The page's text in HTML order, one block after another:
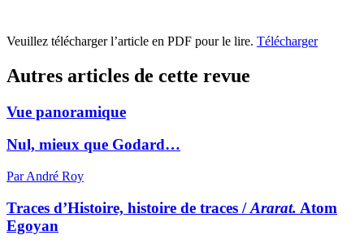
Veuillez télécharger l’article en PDF pour le lire. Télécharger
Autres articles de cette revue
Vue panoramique
Nul, mieux que Godard…
Par André Roy
Traces d’Histoire, histoire de traces /Ararat. Atom
Egoyan